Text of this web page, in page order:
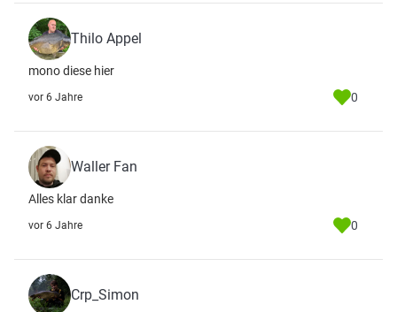
Thilo Appel
mono diese hier
vor 6 Jahre 0
Waller Fan
Alles klar danke
vor 6 Jahre 0
Crp_Simon